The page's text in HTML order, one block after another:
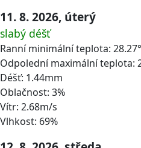
11. 8. 2026, úterý
slabý déšť
Ranní minimální teplota:
Odpolední maximální teplota:
Déšť: 1.44mm
Oblačnost: 3%
Vítr: 2.68m/s
Vlhkost: 69%